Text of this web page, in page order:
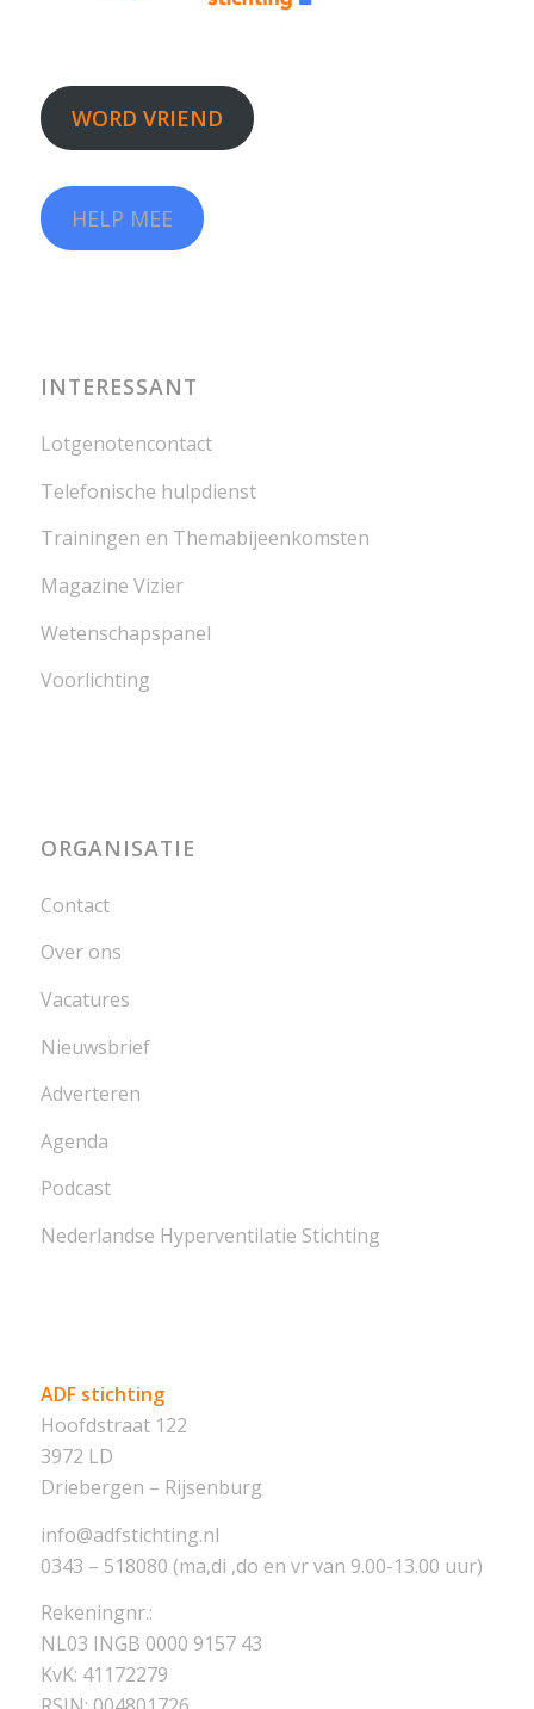
WORD VRIEND
HELP MEE
INTERESSANT
Lotgenotencontact
Telefonische hulpdienst
Trainingen en Themabijeenkomsten
Magazine Vizier
Wetenschapspanel
Voorlichting
ORGANISATIE
Contact
Over ons
Vacatures
Nieuwsbrief
Adverteren
Agenda
Podcast
Nederlandse Hyperventilatie Stichting
ADF stichting
Hoofdstraat 122
3972 LD
Driebergen – Rijsenburg
info@adfstichting.nl
0343 – 518080 (ma,di ,do en vr van 9.00-13.00 uur)
Rekeningnr.:
NL03 INGB 0000 9157 43
KvK: 41172279